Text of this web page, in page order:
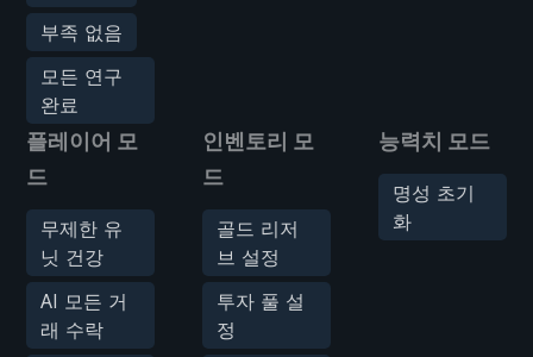
부족 없음
모든 연구
완료
플레이어 모
드
무제한 유
닛 건강
AI 모든 거
래 수락
인벤토리 모
드
골드 리저
브 설정
투자 풀 설
정
능력치 모드
명성 초기
화